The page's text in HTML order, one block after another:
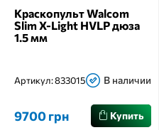
Краскопульт Walcom
Slim X-Light HVLP дюза
1.5 мм
Артикул:833015 В наличии
9700 грн Купить